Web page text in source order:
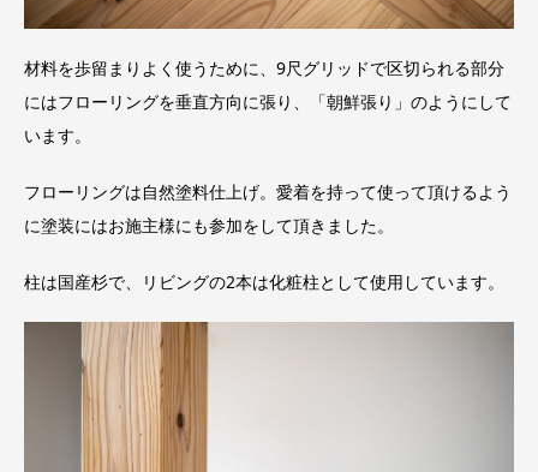
材料を歩留まりよく使うために、9尺グリッドで区切られる部分
にはフローリングを垂直方向に張り、「朝鮮張り」のようにして
います。
フローリングは自然塗料仕上げ。愛着を持って使って頂けるよう
に塗装にはお施主様にも参加をして頂きました。
柱は国産杉で、リビングの2本は化粧柱として使用しています。